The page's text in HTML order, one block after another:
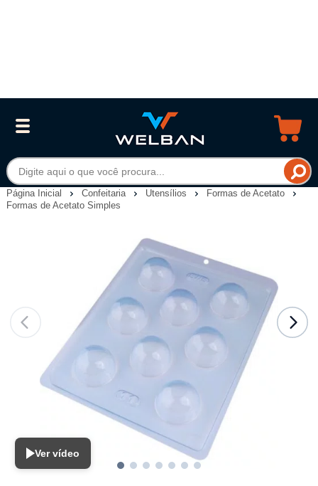
Página Inicial Confeitaria Utensílios
Formas de Acetato
Formas de Acetato Simples
Ver vídeo